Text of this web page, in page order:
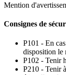
Mention
Consignes de
P101 - En
disposition le
P102 - Tenir
P210 - Tenir